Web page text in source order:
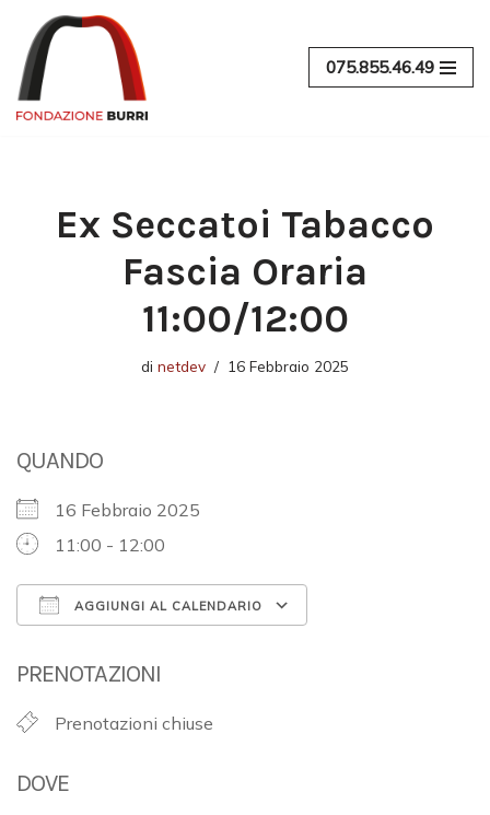
Vai
al
contenuto
075.855.46.49
Ex Seccatoi Tabacco
Fascia Oraria
11:00/12:00
di netdev 16 Febbraio 2025
QUANDO
16 Febbraio 2025
11:00 - 12:00
AGGIUNGI AL CALENDARIO
PRENOTAZIONI
Prenotazioni chiuse
DOVE